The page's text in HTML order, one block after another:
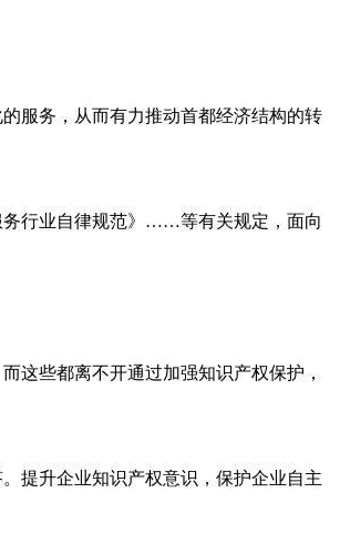
服务，从而有力推动首都经济结构的转
务行业自律规范》……等有关规定，面向
这些都离不开通过加强知识产权保护，
提升企业知识产权意识，保护企业自主